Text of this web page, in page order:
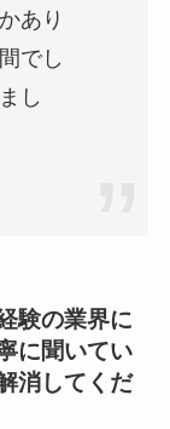
あり
でし
し
験の業界に
に聞いてい
消してくだ